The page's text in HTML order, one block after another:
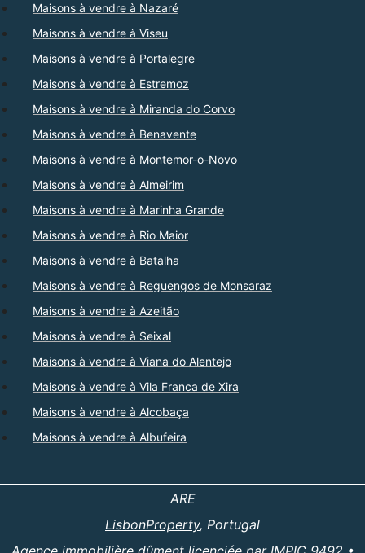
Maisons à vendre à Nazaré
Maisons à vendre à Viseu
Maisons à vendre à Portalegre
Maisons à vendre à Estremoz
Maisons à vendre à Miranda do Corvo
Maisons à vendre à Benavente
Maisons à vendre à Montemor-o-Novo
Maisons à vendre à Almeirim
Maisons à vendre à Marinha Grande
Maisons à vendre à Rio Maior
Maisons à vendre à Batalha
Maisons à vendre à Reguengos de Monsaraz
Maisons à vendre à Azeitão
Maisons à vendre à Seixal
Maisons à vendre à Viana do Alentejo
Maisons à vendre à Vila Franca de Xira
Maisons à vendre à Alcobaça
Maisons à vendre à Albufeira
ARE
LisbonProperty, Portugal